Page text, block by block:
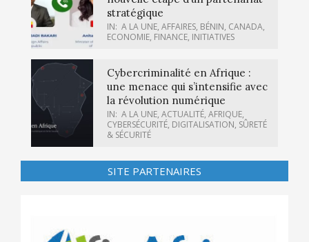
stratégique
IN: A LA UNE, AFFAIRES, BÉNIN, CANADA,
ECONOMIE, FINANCE, INITIATIVES
Cybercriminalité en Afrique :
une menace qui s’intensifie avec
la révolution numérique
IN: A LA UNE, ACTUALITÉ, AFRIQUE,
CYBERSÉCURITÉ, DIGITALISATION, SÛRETÉ
& SÉCURITÉ
SITE PARTENAIRES